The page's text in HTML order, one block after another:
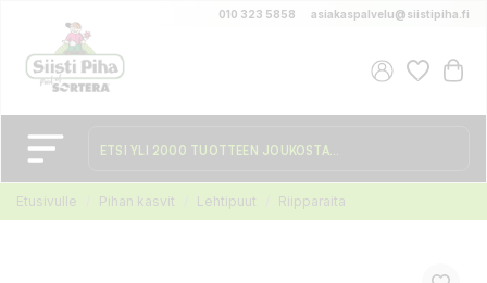
010 323 5858 asiakaspalvelu@siistipiha.fi
Etusivulle Pihan kasvit Lehtipuut Riipparaita